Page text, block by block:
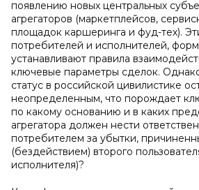
появлению новых центральных
агрегаторов (маркетплейсов,
площадок каршеринга и фуд-тех).
потребителей и исполнителей,
устанавливают правила
ключевые параметры сделок.
статус в российской цивилистике
неопределенным, что порождает
по какому основанию и в каких
агрегатора должен нести
потребителем за убытки,
(бездействием) второго
исполнителя)?